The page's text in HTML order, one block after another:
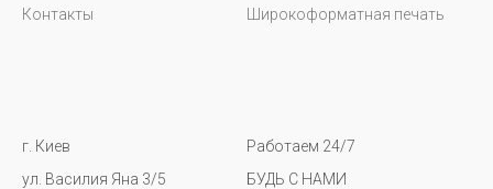
Контакты
Широкоформатная печать
г. Киев
ул. Василия Яна 3/5
Работаем 24/7
БУДЬ С НАМИ